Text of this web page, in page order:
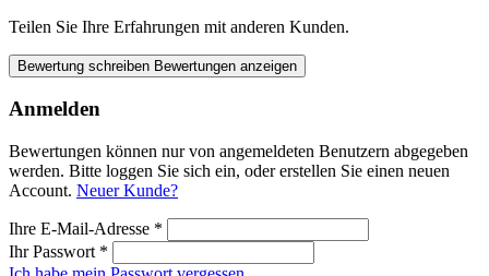
Teilen Sie Ihre Erfahrungen mit anderen Kunden.
Bewertung schreiben Bewertungen anzeigen
Anmelden
Bewertungen können nur von angemeldeten Benutzern abgegeben
werden. Bitte loggen Sie sich ein, oder erstellen Sie einen neuen
Account. Neuer Kunde?
Ihre E-Mail-Adresse *
Ihr Passwort *